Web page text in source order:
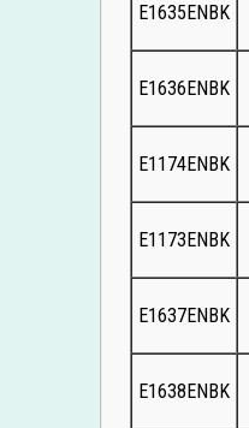
E1635ENBK
E1636ENBK
E1174ENBK
E1173ENBK
E1637ENBK
E1638ENBK